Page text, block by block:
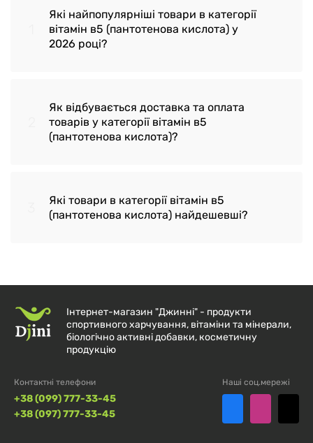
Які найпопулярніші товари в категорії
вітамін в5 (пантотенова кислота) у
2026 році?
Пантотенова кислота Pantothenic Acid
Now Foods, 500 мг, 100 капсул
(Pantothenic Acid) 550 мг 100 рослинних
капсул
Solaray 500 мг 100 капсул
Пантотенова кислота Pantothenic Acid
Як відбувається доставка та оплата
товарів у категорії вітамін в5
(пантотенова кислота)?
Доставка здійснюється по Україні,
Надсилання замовлень відбувається
протягом 2-х робочих днів після
погодження оплати
Оплата доставки здійснюється покупцем
при отриманні замовлення.
Які товари в категорії вітамін в5
(пантотенова кислота) найдешевші?
1000mg - 50 tabs
Пантотенова кислота Pantothenic Acid
Пантетин вітамін B5 450 мг
BioCoenzymated B5 Pantethine Natural
Інтернет-магазин "Джинні" - продукти
спортивного харчування, вітаміни та мінерали,
біологічно активні добавки, косметичну
продукцію
Контактні телефони
+38 (099) 777-33-45
+38 (097) 777-33-45
Наші соц.мережі